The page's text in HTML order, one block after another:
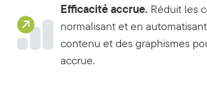
Efficacité accrue. Réduit les
normalisant et en
contenu et des graphismes
accrue.